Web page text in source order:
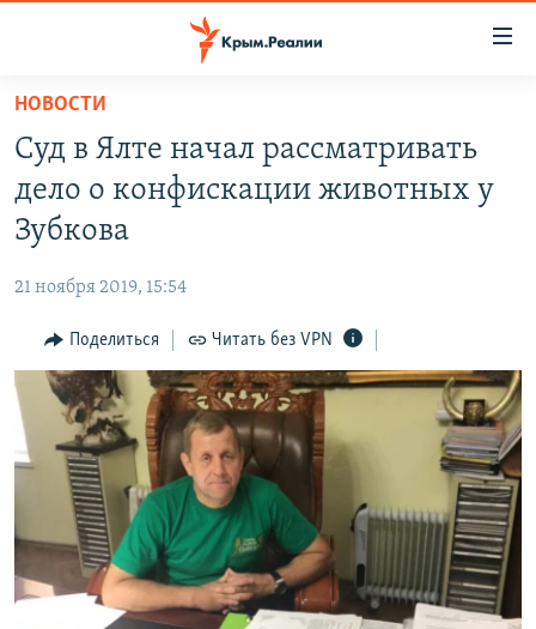
Вернуться
основному
содержанию
Вернутся
главной
навигации
Вернутся
поиску
СПЕЦПРОЕКТЫ
ГРУЗ 200
11 ЛЕТ ОККУПАЦИИ КРЫМА. 11 ИСТОРИЙ СОПРОТИВЛЕНИЯ
ВОДА
ЕЩЕ
ИНТЕРАКТИВ
ИНФОГРАФИКА
ТЕЛЕПРОЕКТ КРЫМ.РЕАЛИИ
СОВЕТЫ ПРАВОЗАЩИТНИКОВ
ПРОПАВШИЕ БЕЗ ВЕСТИ
ПОБЕДИТЕЛЕЙ НЕ СУДЯТ?
КРЫМ.НЕПОКОРЕННЫЙ
РАДІО СВОБОДА
КАК ОБОЙТИ БЛОКИРОВКУ
Українською
Qırımtatar
ПРИСОЕДИНЯЙТЕСЬ!
НОВОСТИ
Суд в Ялте начал рассматривать
дело о конфискации животных у
Зубкова
21 ноября 2019, 15:54
Поделиться Читать без VPN